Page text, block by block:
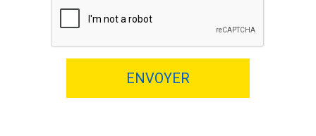
ENVOYER